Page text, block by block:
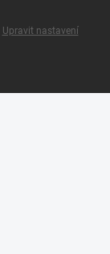
Upravit nastavení